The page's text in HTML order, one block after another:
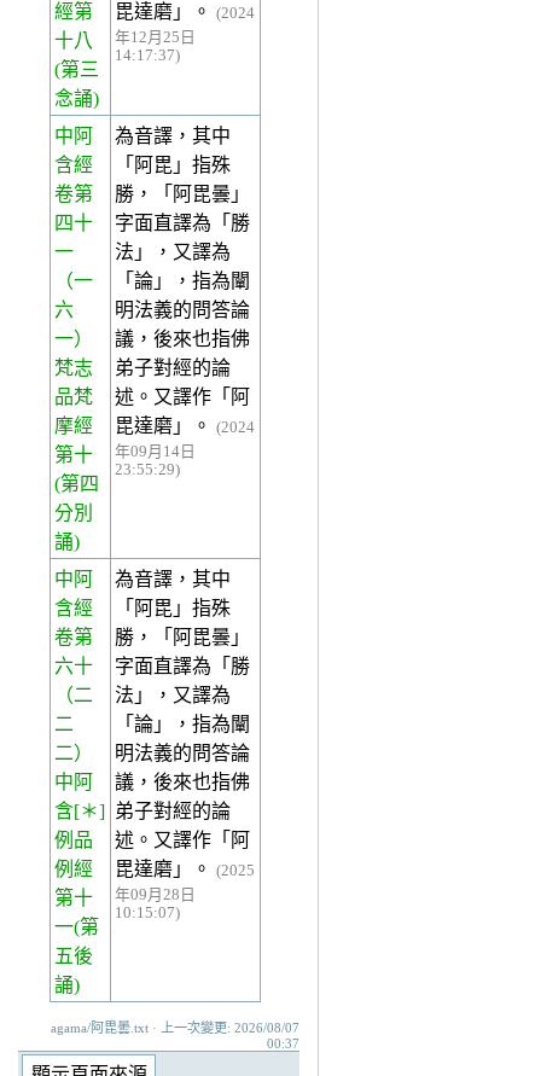
經第
十八
(第三
念誦)
毘達磨」。
(2024
年12月25日
14:17:37)
中阿
含經
卷第
四十
一
（一
六
一）
梵志
品梵
摩經
第十
(第四
分別
誦)
為音譯，其中
「阿毘」指殊
勝，「阿毘曇」
字面直譯為「勝
法」，又譯為
「論」，指為闡
明法義的問答論
議，後來也指佛
弟子對經的論
述。又譯作「阿
毘達磨」。
(2024
年09月14日
23:55:29)
中阿
含經
卷第
六十
（二
二
二）
中阿
含[＊]
例品
例經
第十
一(第
五後
誦)
為音譯，其中
「阿毘」指殊
勝，「阿毘曇」
字面直譯為「勝
法」，又譯為
「論」，指為闡
明法義的問答論
議，後來也指佛
弟子對經的論
述。又譯作「阿
毘達磨」。
(2025
年09月28日
10:15:07)
agama/阿毘曇.txt · 上一次變更: 2026/08/07
00:37